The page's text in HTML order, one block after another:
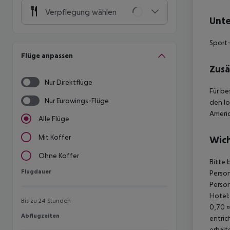
Verpflegung wählen
Flüge anpassen
Nur Direktflüge
Nur Eurowings-Flüge
Alle Flüge
Mit Koffer
Ohne Koffer
Flugdauer
Flugdauer
Bis zu 24 Stunden
Abflugzeiten
Abflugzeiten
Für
den
Bitte
Hotel:
0,70